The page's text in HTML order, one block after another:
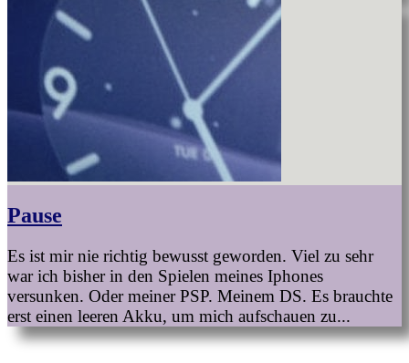
Pause
Es ist mir nie richtig bewusst geworden. Viel zu sehr
war ich bisher in den Spielen meines Iphones
versunken. Oder meiner PSP. Meinem DS. Es brauchte
erst einen leeren Akku, um mich aufschauen zu...